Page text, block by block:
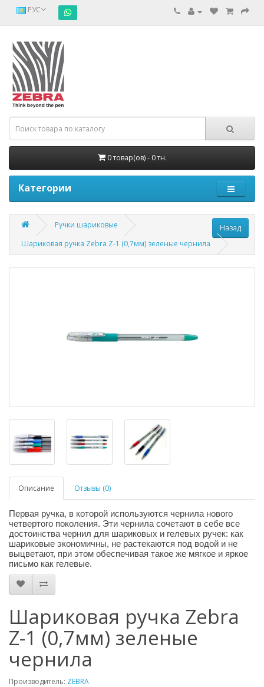
РУС
0 товар(ов) - 0 тн.
Категории
Ручки шариковые
Шариковая ручка Zebra Z-1 (0,7мм) зеленые чернила
Описание Отзывы (0)
Первая ручка, в которой используются чернила нового
четвертого поколения. Эти чернила сочетают в себе все
достоинства чернил для шариковых и гелевых ручек: как
шариковые экономичны, не растекаются под водой и не
выцветают, при этом обеспечивая такое же мягкое и яркое
письмо как гелевые.
Шариковая ручка Zebra
Z-1 (0,7мм) зеленые
чернила
Производитель: ZEBRA